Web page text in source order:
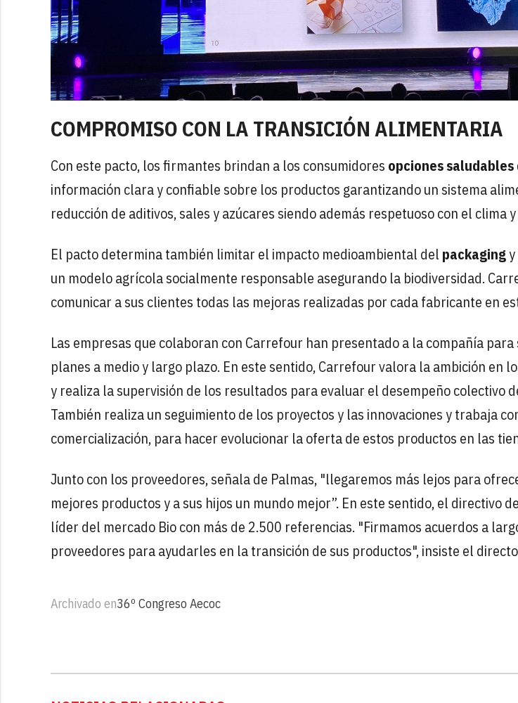
COMPROMISO CON LA TRANSICIÓN ALIMENTARIA
Con este pacto, los firmantes brindan a los consumidores opciones saludables
información clara y confiable sobre los productos garantizando un sistema
reducción de aditivos, sales y azúcares siendo además respetuoso con el clima
El pacto determina también limitar el impacto medioambiental del packaging
un modelo agrícola socialmente responsable asegurando la biodiversidad.
comunicar a sus clientes todas las mejoras realizadas por cada fabricante en
Las empresas que colaboran con Carrefour han presentado a la compañía
planes a medio y largo plazo. En este sentido, Carrefour valora la ambición en
y realiza la supervisión de los resultados para evaluar el desempeño colectivo
También realiza un seguimiento de los proyectos y las innovaciones y trabaja
comercialización, para hacer evolucionar la oferta de estos productos en las
Junto con los proveedores, señala de Palmas, "llegaremos más lejos para
mejores productos y a sus hijos un mundo mejor”. En este sentido, el directivo
líder del mercado Bio con más de 2.500 referencias. "Firmamos acuerdos a
proveedores para ayudarles en la transición de sus productos", insiste el
Archivado en36º Congreso Aecoc